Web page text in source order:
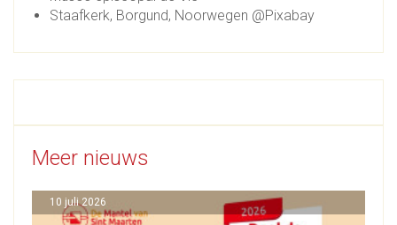
Staafkerk, Borgund, Noorwegen @Pixabay
Meer nieuws
10 juli 2026